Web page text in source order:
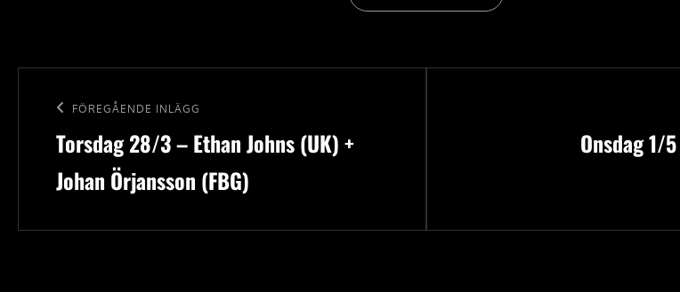
Föregående
inlägg
FÖREGÅENDE INLÄGG
Torsdag 28/3 – Ethan Johns (UK) +
Johan Örjansson (FBG)
Onsdag 1/